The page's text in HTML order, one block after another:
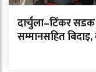
दार्चुला–टिंकर
सम्मानसहित